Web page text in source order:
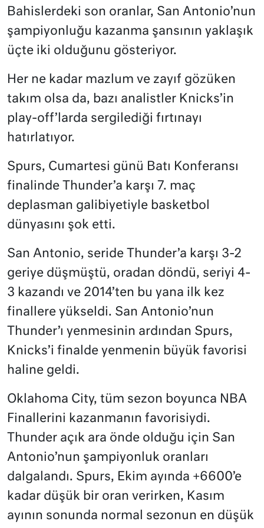
Bahislerdeki son oranlar, San Antonio’nun
şampiyonluğu kazanma şansının yaklaşık
üçte iki olduğunu gösteriyor.
Her ne kadar mazlum ve zayıf gözüken
takım olsa da, bazı analistler Knicks’in
play-off’larda sergilediği fırtınayı
hatırlatıyor.
Spurs, Cumartesi günü Batı Konferansı
finalinde Thunder’a karşı 7. maç
deplasman galibiyetiyle basketbol
dünyasını şok etti.
San Antonio, seride Thunder’a karşı 3-2
geriye düşmüştü, oradan döndü, seriyi 4-
3 kazandı ve 2014’ten bu yana ilk kez
finallere yükseldi. San Antonio’nun
Thunder’ı yenmesinin ardından Spurs,
Knicks’i finalde yenmenin büyük favorisi
haline geldi.
Oklahoma City, tüm sezon boyunca NBA
Finallerini kazanmanın favorisiydi.
Thunder açık ara önde olduğu için San
Antonio’nun şampiyonluk oranları
dalgalandı. Spurs, Ekim ayında +6600’e
kadar düşük bir oran verirken, Kasım
ayının sonunda normal sezonun en düşük